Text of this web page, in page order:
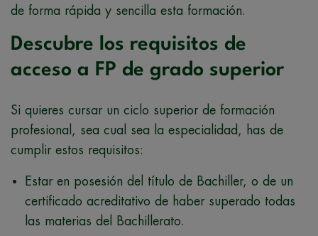
de forma rápida y sencilla esta formación.
Descubre los requisitos de
acceso a FP de grado superior
Si quieres cursar un ciclo superior de formación
profesional, sea cual sea la especialidad, has de
cumplir estos requisitos:
Estar en posesión del título de Bachiller, o de un
certificado acreditativo de haber superado todas
las materias del Bachillerato.